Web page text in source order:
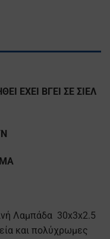
ΕΧΕΙ ΒΓΕΙ ΣΕ ΣΙΕΛ
Λαμπάδα 30x3x2.5
και πολύχρωμες